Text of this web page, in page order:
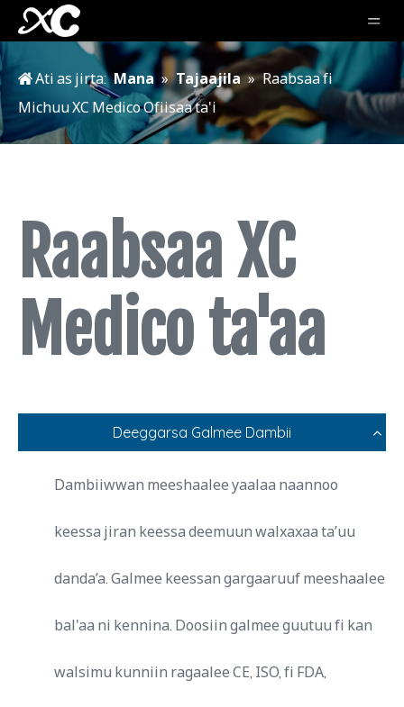
Ati as jirta: Mana » Tajaajila » Raabsaa fi
Michuu XC Medico Ofiisaa ta'i
Raabsaa XC
Medico ta'aa
Deeggarsa Galmee Dambii
Dambiiwwan meeshaalee yaalaa naannoo
keessa jiran keessa deemuun walxaxaa ta’uu
danda’a. Galmee keessan gargaaruuf meeshaalee
bal'aa ni kennina. Doosiin galmee guutuu fi kan
walsimu kunniin ragaalee CE, ISO, fi FDA,